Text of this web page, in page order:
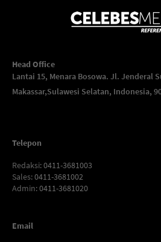
Head Office
Lantai 15, Menara Bosowa. Jl. Jenderal
Makassar,Sulawesi Selatan, Indonesia,
Telepon
Redaksi: 0411-3681003
Sales: 0411-3681002
Admin: 0411-3681020
Email